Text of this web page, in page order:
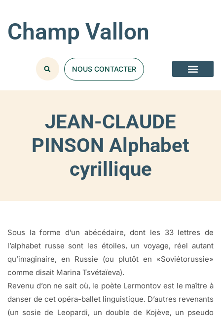
Champ Vallon
NOUS CONTACTER
JEAN-CLAUDE
PINSON Alphabet
cyrillique
Sous la forme d’un abécédaire, dont les 33 lettres de
l’alphabet russe sont les étoiles, un voyage, réel autant
qu’imaginaire, en Russie (ou plutôt en «Soviétorussie»
comme disait Marina Tsvétaïeva).
Revenu d’on ne sait où, le poète Lermontov est le maître à
danser de cet opéra-ballet linguistique. D’autres revenants
(un sosie de Leopardi, un double de Kojève, un pseudo